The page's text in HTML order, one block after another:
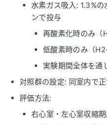
水素ガス吸入: 1.3%
ンで投与
再酸素化時のみ（
低酸素時のみ（
実験期間全体を通
対照群の設定: 同室内で
評価方法:
右心室・左心室収縮